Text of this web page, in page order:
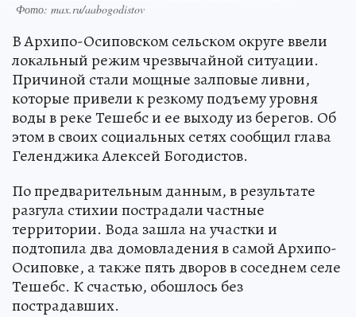
Фото: max.ru/aabogodistov
В Архипо-Осиповском сельском округе ввели
локальный режим чрезвычайной ситуации.
Причиной стали мощные залповые ливни,
которые привели к резкому подъему уровня
воды в реке Тешебс и ее выходу из берегов. Об
этом в своих социальных сетях сообщил глава
Геленджика Алексей Богодистов.
По предварительным данным, в результате
разгула стихии пострадали частные
территории. Вода зашла на участки и
подтопила два домовладения в самой Архипо-
Осиповке, а также пять дворов в соседнем селе
Тешебс. К счастью, обошлось без
пострадавших.